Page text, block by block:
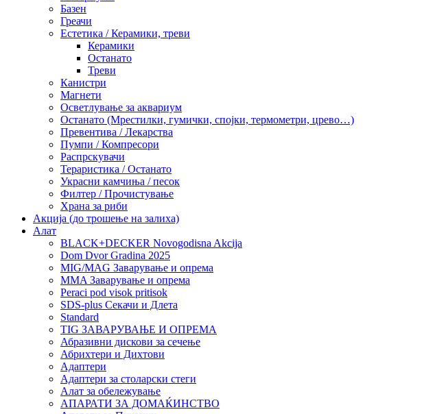
Базен
Греачи
Естетика / Керамики, треви
Керамики
Останато
Треви
Канистри
Магнети
Осветлување за аквариум
Останато (Мрестилки, гумички, спојки, термометри, црево…)
Превентива / Лекарства
Пумпи / Компресори
Распрскувачи
Тераристика / Останато
Украсни камчиња / песок
Филтер / Прочистување
Храна за риби
Акција (до трошење на залиха)
Алат
BLACK+DECKER Novogodisna Akcija
Dom Dvor Gradina 2025
MIG/MAG Заварување и опрема
MMA Заварување и опрема
Peraci pod visok pritisok
SDS-plus Секачи и Длета
Standard
TIG ЗАВАРУВАЊЕ И ОПРЕМА
Абразивни дискови за сечење
Абрихтери и Дихтови
Адаптери
Адаптери за столарски стеги
Алат за обележување
АПАРАТИ ЗА ДОМАЌИНСТВО